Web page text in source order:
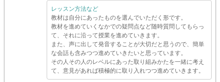
レッスン方法など
教材は自分にあったものを選んでいただく形です。
教材を進めていくなかでの疑問点など随時質問してもらっ
て、それに沿って授業を進めていきます。
また、声に出して発音することが大切だと思うので、簡単
な会話も含みつつ進めていきたいと思っています。
その人その人のレベルにあった取り組みかたを一緒に考え
て、意見があれば積極的に取り入れつつ進めていきます。